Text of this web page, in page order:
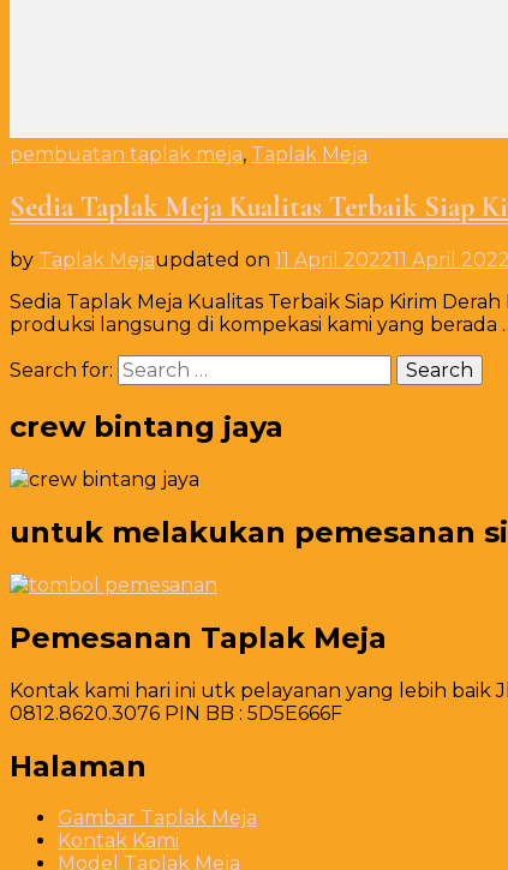
pembuatan taplak meja, Taplak Meja
Sedia Taplak Meja Kualitas Terbaik Siap
by Taplak Mejaupdated on 11 April 202211 April 2022
Sedia Taplak Meja Kualitas Terbaik Siap Kirim
produksi langsung di kompekasi kami yang berada
Search for:
crew bintang jaya
untuk melakukan pemesanan
Pemesanan Taplak Meja
Kontak kami hari ini utk pelayanan yang lebih baik
0812.8620.3076 PIN BB : 5D5E666F
Halaman
Gambar Taplak Meja
Kontak Kami
Model Taplak Meja